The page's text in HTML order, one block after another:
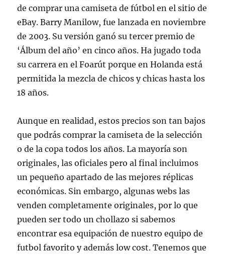
de comprar una camiseta de fútbol en el sitio de
eBay. Barry Manilow, fue lanzada en noviembre
de 2003. Su versión ganó su tercer premio de
‘Álbum del año’ en cinco años. Ha jugado toda
su carrera en el Foarút porque en Holanda está
permitida la mezcla de chicos y chicas hasta los
18 años.
Aunque en realidad, estos precios son tan bajos
que podrás comprar la camiseta de la selección
o de la copa todos los años. La mayoría son
originales, las oficiales pero al final incluimos
un pequeño apartado de las mejores réplicas
económicas. Sin embargo, algunas webs las
venden completamente originales, por lo que
pueden ser todo un chollazo si sabemos
encontrar esa equipación de nuestro equipo de
futbol favorito y además low cost. Tenemos que